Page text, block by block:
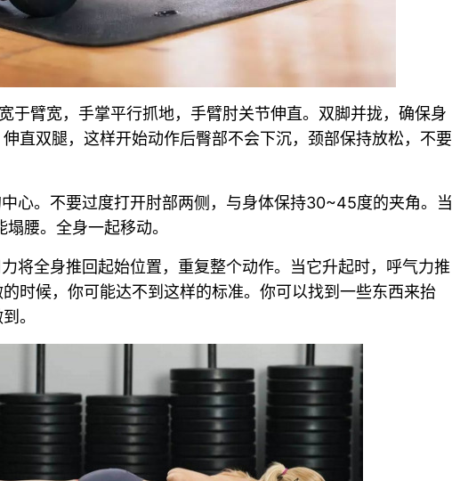
于臂宽，手掌平行抓地，手臂肘关节伸直。双脚并拢，确保身
直双腿，这样开始动作后臀部不会下沉，颈部保持放松，不要
心。不要过度打开肘部两侧，与身体保持30~45度的夹角。当
腰。全身一起移动。
将全身推回起始位置，重复整个动作。当它升起时，呼气力推
时候，你可能达不到这样的标准。你可以找到一些东西来抬
。